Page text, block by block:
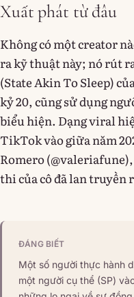
Xuất phát từ đâu
Không có một creator
ra kỹ thuật này; nó rút
(State Akin To Sleep)
kỷ 20, cũng sử dụng
biểu hiện. Dạng viral
TikTok vào giữa năm
Romero
thi của cô đã lan
ĐÁNG BIẾT
Một số người thực hành
một người cụ thể (SP)